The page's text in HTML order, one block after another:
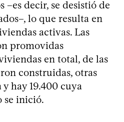
decir, se desistió de
lo que resulta en
activas. Las
promovidas
en total, de las
construidas, otras
hay 19.400 cuya
se inició.